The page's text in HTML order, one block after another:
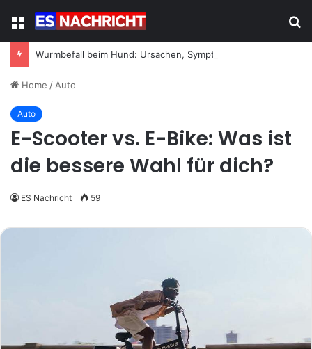
Menu
Home / Auto
Auto
E-Scooter vs. E-Bike: Was ist
die bessere Wahl für dich?
ES Nachricht 59